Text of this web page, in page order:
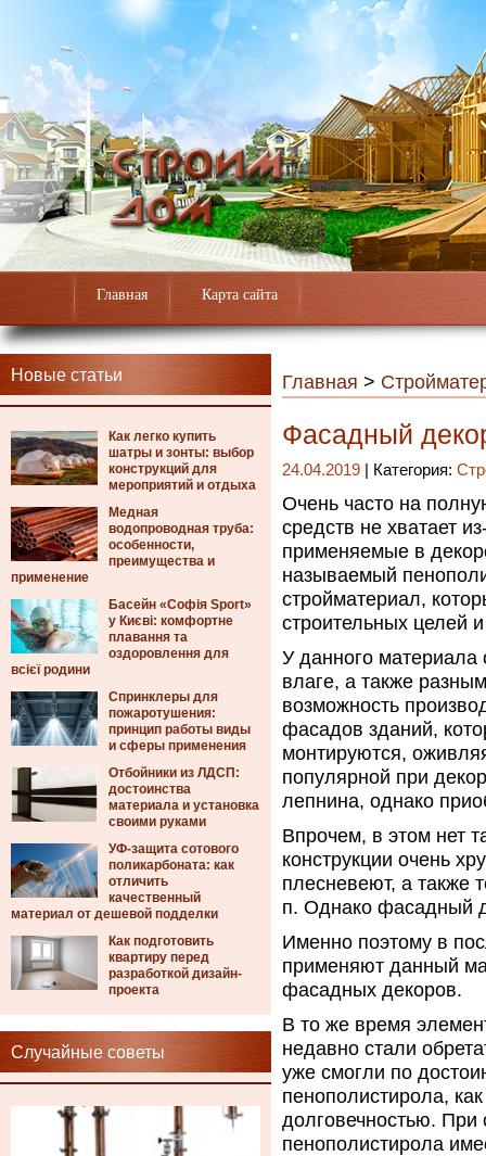
Главная Карта сайта
Новые статьи
Как легко купить
шатры и зонты: выбор
конструкций для
мероприятий и отдыха
Медная
водопроводная труба:
особенности,
преимущества и
применение
Басейн «Софія Sport»
у Києві: комфортне
плавання та
оздоровлення для
всієї родини
Спринклеры для
пожаротушения:
принцип работы виды
и сферы применения
Отбойники из ЛДСП:
достоинства
материала и установка
своими руками
УФ-защита сотового
поликарбоната: как
отличить
качественный
материал от дешевой подделки
Как подготовить
квартиру перед
разработкой дизайн-
проекта
Случайные советы
Главная >
Фасадный
24.04.2019 | Категория:
Очень часто на
средств не хватает
применяемые в
называемый
стройматериал,
строительных целей
У данного материала
влаге, а также
возможность
фасадов зданий,
монтируются,
популярной при
лепнина, однако
Впрочем, в этом нет
конструкции очень
плесневеют, а также
п. Однако фасадный
Именно поэтому в
применяют данный
фасадных декоров.
В то же время
недавно стали
уже смогли по
пенополистирола,
долговечностью. При
пенополистирола